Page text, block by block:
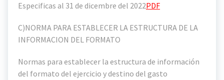
Especificas al 31 de dicembre del 2022PDF
C)NORMA PARA ESTABLECER LA ESTRUCTURA DE LA
INFORMACION DEL FORMATO
Normas para establecer la estructura de información
del formato del ejercicio y destino del gasto